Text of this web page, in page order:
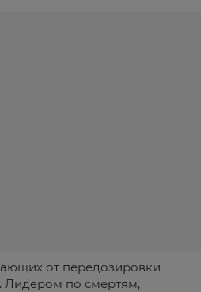
от передозировки
Лидером по смертям,